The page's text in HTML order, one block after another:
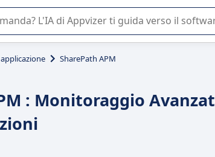
vi guida nell'utilizzo o nella scelta di un software
SharePath APM
: Monitoraggio